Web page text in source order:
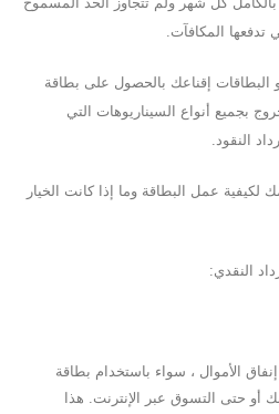
المكافآت.
البطاقات إقناعك بالحصول على بطاقة
بجميع أنواع السيناريوهات التي
النقود.
عمل البطاقة وما إذا كانت الخيار
النقدي:
الأموال ، سواء باستخدام بطاقة
أو حتى التسوق عبر الإنترنت. هذا